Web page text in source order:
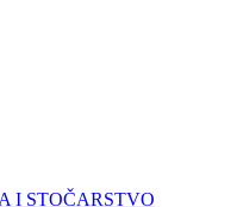
I STOČARSTVO